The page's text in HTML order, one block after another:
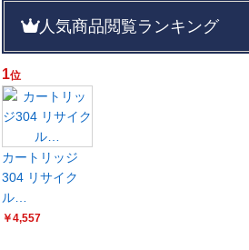
人気商品閲覧ランキング
1位
カートリッジ
304 リサイク
ル…
￥4,557